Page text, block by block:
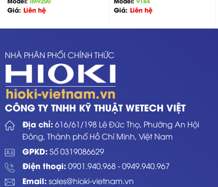
Giá: Liên hệ Giá: Liên hệ
NHÀ PHÂN PHỐI CHÍNH THỨC
CÔNG TY TNHH KỸ THUẬT WETECH VIỆT
Địa chỉ: 616/61/198 Lê Đức Thọ, Phường An Hội
Đông, Thành phố Hồ Chí Minh, Việt Nam
GPKD: Số 0319086629
Điện thoại: 0901.940.968-0949.940.967
Email: sales@hioki-vietnam.vn